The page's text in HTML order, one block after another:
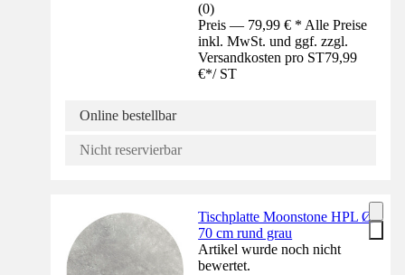
(0)
Preis — 79,99 € * Alle Preise
inkl. MwSt. und ggf. zzgl.
Versandkosten pro ST79,99
€*/ ST
Online bestellbar
Nicht reservierbar
Tischplatte Moonstone HPL Ø
70 cm rund grau
Artikel wurde noch nicht
bewertet.